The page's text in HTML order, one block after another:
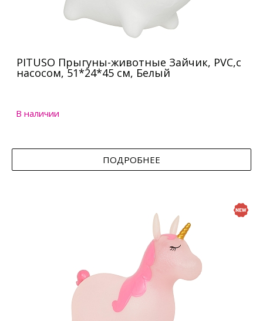
PITUSO Прыгуны-животные Зайчик, PVC,с
насосом, 51*24*45 см, Белый
В наличии
ПОДРОБНЕЕ